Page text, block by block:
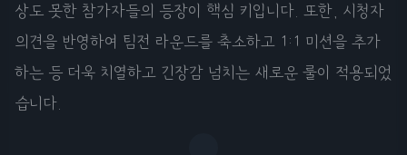
상도 못한 참가자들의 등장이 핵심 키입니다. 또한, 시청자
의견을 반영하여 팀전 라운드를 축소하고 1:1 미션을 추가
하는 등 더욱 치열하고 긴장감 넘치는 새로운 룰이 적용되었
습니다.